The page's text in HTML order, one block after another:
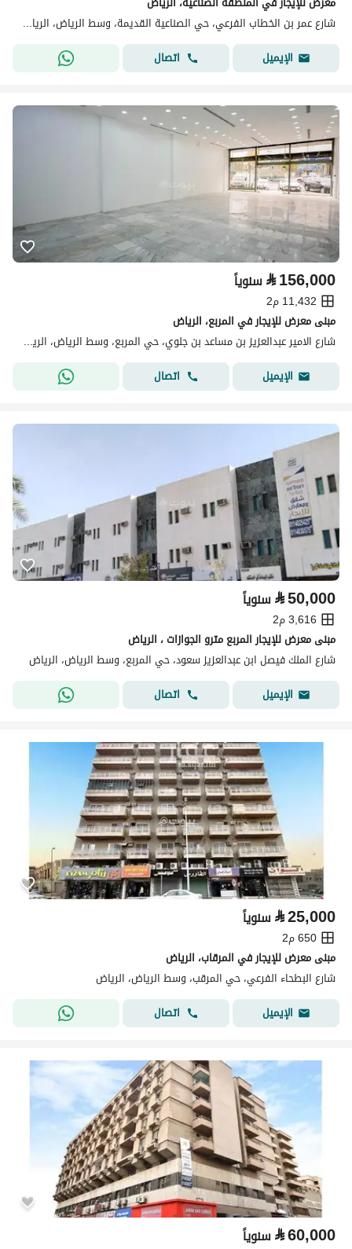
شارع عمر بن الخطاب الفرعي، حي الصناعية القديمة، وسط الرياض، الرياض
الإيميل
اتصال
⃁156,000 سنوياً
11,432 م2
مبنى معرض للإيجار في المربع، الرياض
شارع الامير عبدالعزيز بن مساعد بن جلوي، حي المربع، وسط الرياض، الرياض
الإيميل
اتصال
⃁50,000 سنوياً
3,616 م2
مبنى معرض للإيجار المربع مترو الجوازات ، الرياض
شارع الملك فيصل ابن عبدالعزيز سعود، حي المربع، وسط الرياض، الرياض
الإيميل
اتصال
⃁25,000 سنوياً
650 م2
مبنى معرض للإيجار في المرقاب، الرياض
شارع البطحاء الفرعي، حي المرقب، وسط الرياض، الرياض
الإيميل
اتصال
⃁60,000 سنوياً